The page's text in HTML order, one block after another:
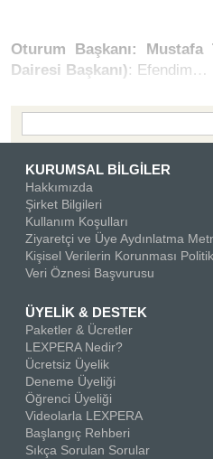
Oturum Başkanı: Mustafa
Dairesi Başkanı): Efendim…
Bottom Search Toolbar
KURUMSAL BİLGİLER
Hakkımızda
Şirket Bilgileri
Kullanım Koşulları
Ziyaretçi ve Üye Aydınlatma
Kişisel Verilerin Korunması
Veri Öznesi Başvurusu
ÜYELİK & DESTEK
Paketler & Ücretler
LEXPERA Nedir?
Ücretsiz Üyelik
Deneme Üyeliği
Öğrenci Üyeliği
Videolarla LEXPERA
Başlangıç Rehberi
Sıkça Sorulan Sorular